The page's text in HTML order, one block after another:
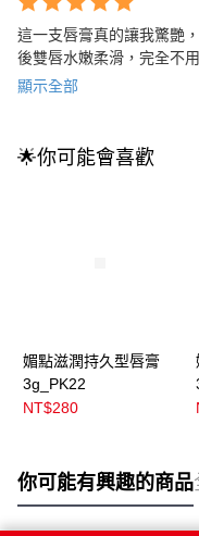
這一支唇膏真的讓我驚艷
後雙唇水嫩柔滑，完全不
烈推薦給大家！
顯示全部
🌟你可能會喜歡
媚點滋潤持久型唇膏
3g_PK22
NT$280
你可能有興趣的商品